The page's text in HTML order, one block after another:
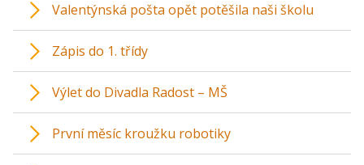
Valentýnská pošta opět potěšila naši školu
Zápis do 1. třídy
Výlet do Divadla Radost – MŠ
První měsíc kroužku robotiky